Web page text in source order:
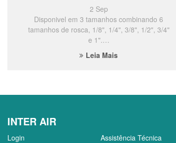
2 Sep
Disponivel em 3 tamanhos combinando 6
tamanhos de rosca, 1/8", 1/4", 3/8", 1/2", 3/4"
e 1".…
Leia Mais
INTER AIR
Login
Assistência Técnica